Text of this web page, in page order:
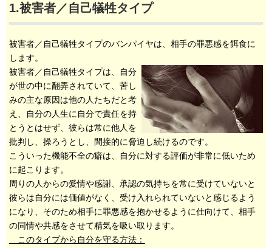
1.被害者／自己犠牲タイプ
被害者／自己犠牲タイプのバンパイヤは、相手の罪悪感を餌食に
します。
被害者／自己犠牲タイプは、自分
が世の中に翻弄されていて、苦し
みの主な原因は他の人たちだと考
え、自分の人生に自分で責任を持
とうとはせず、彼らは常に他人を
批判し、操ろうとし、間接的に脅迫し続けるのです。
こういった機能不全の癖は、自分に対する評価が非常に低いため
に起こります。
周りの人からの愛情や感謝、承認の気持ちを常に受けていないと
彼らは自分には価値がなく、受け入れられていないと感じるよう
になり、そのため相手に罪悪感を抱かせるように仕向けて、相手
の同情や共感をさせて精気を吸い取ります。
このタイプから自分を守る方法：